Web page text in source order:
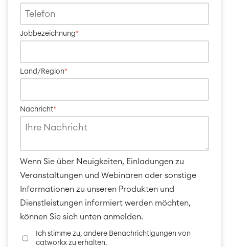
Jobbezeichnung*
Land/Region*
Nachricht*
Wenn Sie über Neuigkeiten, Einladungen zu
Veranstaltungen und Webinaren oder sonstige
Informationen zu unseren Produkten und
Dienstleistungen informiert werden möchten,
können Sie sich unten anmelden.
Ich stimme zu, andere Benachrichtigungen von
catworkx zu erhalten.